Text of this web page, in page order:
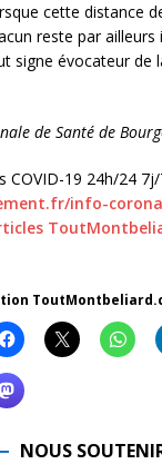
cette distance
reste par
signe évocateur de
de Santé de
COVID-19 24h/24
info-
NOUS